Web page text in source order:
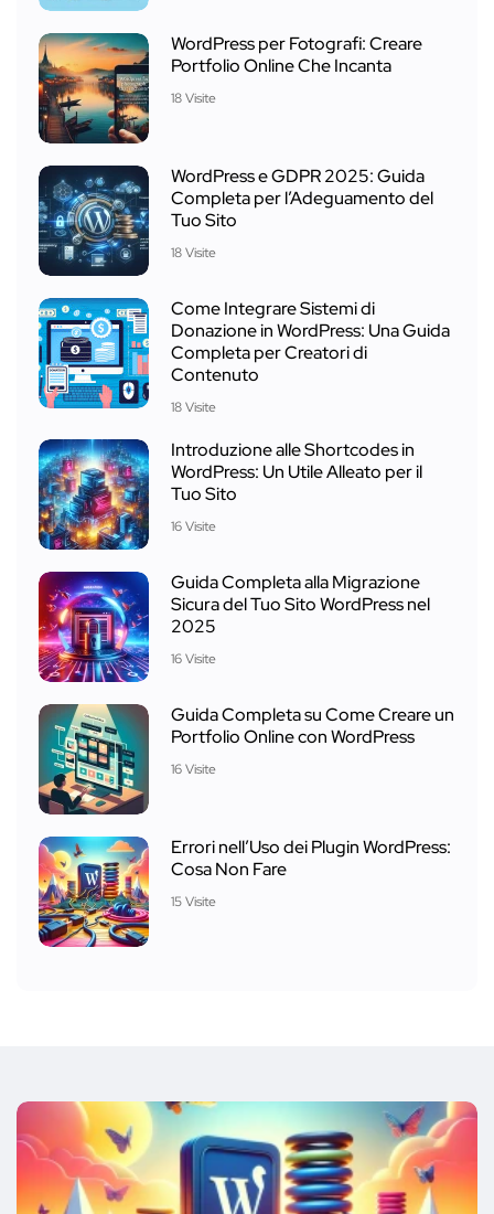
WordPress per Fotografi: Creare
Portfolio Online Che Incanta
18 Visite
WordPress e GDPR 2025: Guida
Completa per l’Adeguamento del
Tuo Sito
18 Visite
Come Integrare Sistemi di
Donazione in WordPress: Una Guida
Completa per Creatori di
Contenuto
18 Visite
Introduzione alle Shortcodes in
WordPress: Un Utile Alleato per il
Tuo Sito
16 Visite
Guida Completa alla Migrazione
Sicura del Tuo Sito WordPress nel
2025
16 Visite
Guida Completa su Come Creare un
Portfolio Online con WordPress
16 Visite
Errori nell’Uso dei Plugin WordPress:
Cosa Non Fare
15 Visite